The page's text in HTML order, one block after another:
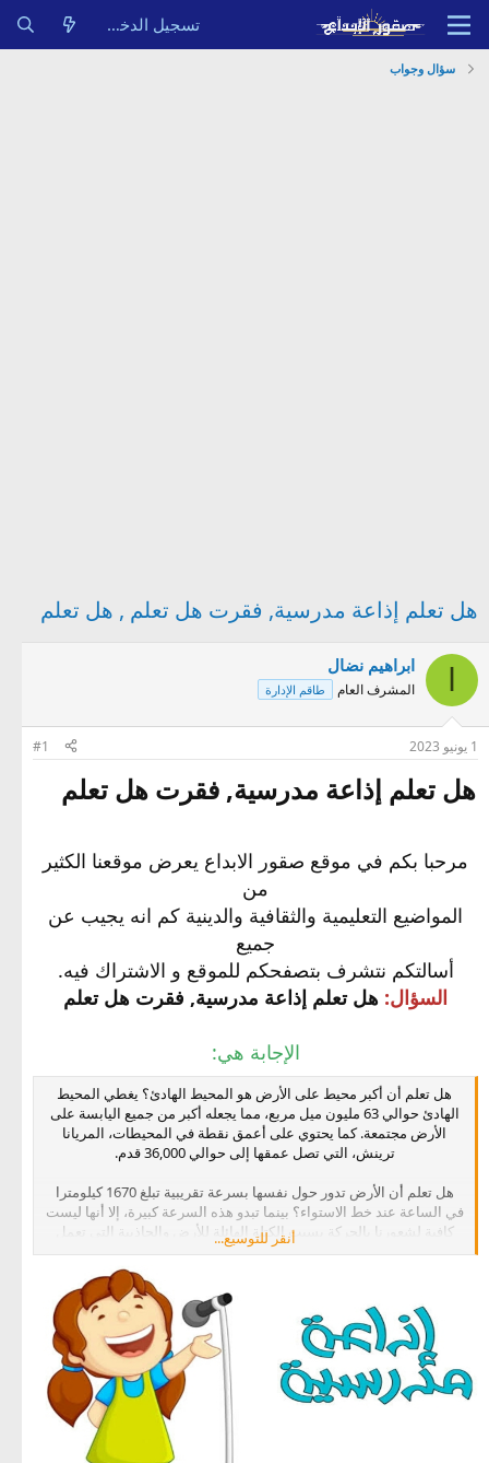
تسجيل الدخول
سؤال وجواب
هل تعلم إذاعة مدرسية, فقرت هل تعلم , هل تعلم
ابراهيم نضال
المشرف العام طاقم الإدارة
1 يونيو 2023 #1
هل تعلم إذاعة مدرسية, فقرت هل تعلم​
مرحبا بكم في موقع صقور الابداع يعرض موقعنا الكثير
من
المواضيع التعليمية والثقافية والدينية كم انه يجيب عن
جميع
أسالتكم نتشرف بتصفحكم للموقع و الاشتراك فيه.
السؤال: هل تعلم إذاعة مدرسية, فقرت هل تعلم
الإجابة هي:
هل تعلم أن أكبر محيط على الأرض هو المحيط الهادئ؟ يغطي المحيط
الهادئ حوالي 63 مليون ميل مربع، مما يجعله أكبر من جميع اليابسة على
الأرض مجتمعة. كما يحتوي على أعمق نقطة في المحيطات، المريانا
ترينش، التي تصل عمقها إلى حوالي 36,000 قدم.
هل تعلم أن الأرض تدور حول نفسها بسرعة تقريبية تبلغ 1670 كيلومترا
في الساعة عند خط الاستواء؟ بينما تبدو هذه السرعة كبيرة، إلا أنها ليست
كافية لشعورنا بالحركة بسبب الكتلة الهائلة للأرض والجاذبية التي تعمل
على ربطنا بالأرض.
هل تعلم أن الشوكولاتة كانت تستخدم كعملة في العصور القديمة؟ في
الحقبة الازتيكية، كانت حبات
أنقر للتوسيع...